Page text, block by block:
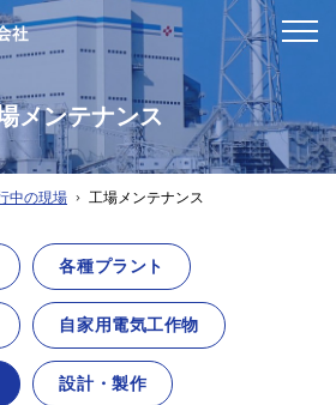
メンテナンス
中の現場 工場メンテナンス
各種プラント
自家用電気工作物
設計・製作